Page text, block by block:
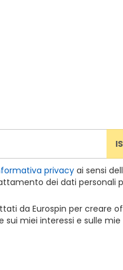
privacyai sensi
dei dati personali
da Eurospin per creare
miei interessi e sulle